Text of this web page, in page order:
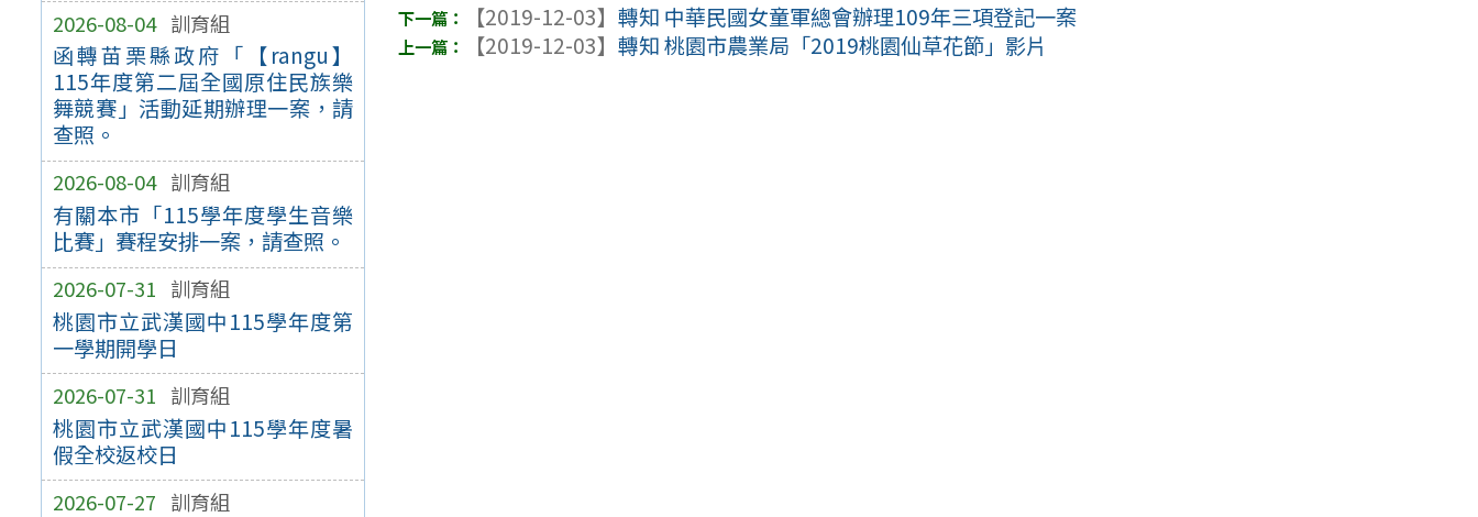
2026-08-04 訓育組
函轉苗栗縣政府「【rangu】
115年度第二屆全國原住民族樂
舞競賽」活動延期辦理一案，請
查照。
2026-08-04 訓育組
有關本市「115學年度學生音樂
比賽」賽程安排一案，請查照。
2026-07-31 訓育組
桃園市立武漢國中115學年度第
一學期開學日
2026-07-31 訓育組
桃園市立武漢國中115學年度暑
假全校返校日
2026-07-27 訓育組
【2019-12-03】轉知 中華民國女童軍總會辦理109年三項登記一案
【2019-12-03】轉知 桃園市農業局「2019桃園仙草花節」影片